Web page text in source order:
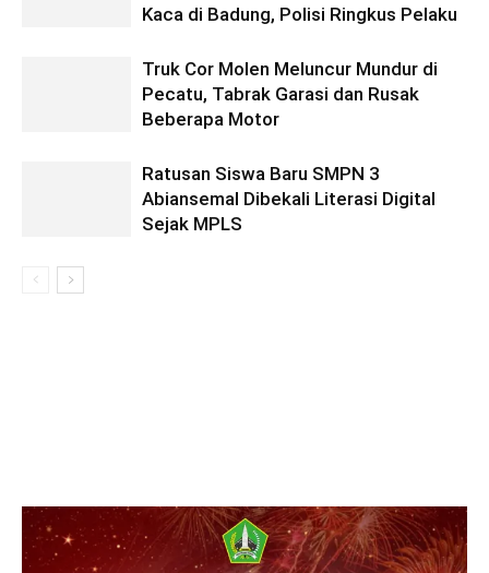
Kaca di Badung, Polisi Ringkus Pelaku
Truk Cor Molen Meluncur Mundur di
Pecatu, Tabrak Garasi dan Rusak
Beberapa Motor
Ratusan Siswa Baru SMPN 3
Abiansemal Dibekali Literasi Digital
Sejak MPLS